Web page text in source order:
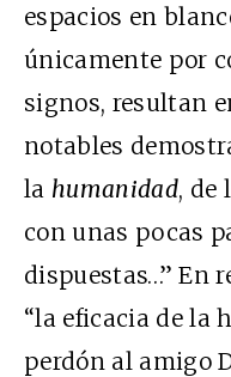
espacios en
únicamente por
signos, resultan
notables
la humanidad, de
con unas pocas
dispuestas…” En
“la eficacia de la
perdón al amigo